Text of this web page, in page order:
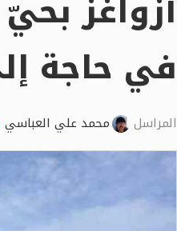
أزواغز
في حاجة
المراسل محمد علي العباسي